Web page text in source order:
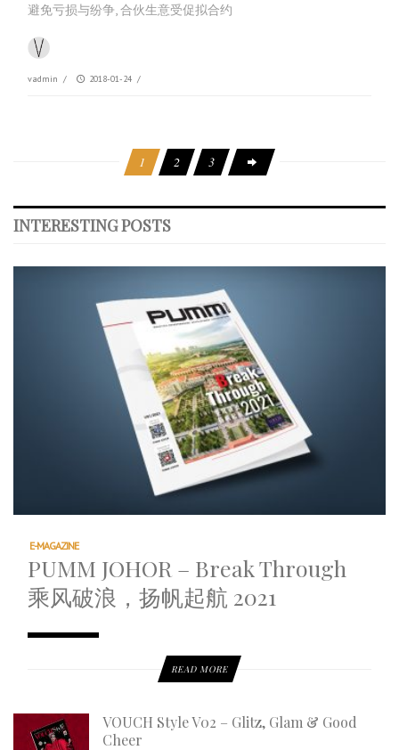
避免亏损与纷争, 合伙生意受促拟合约
vadmin / 2018-01-24 /
1 2 3
INTERESTING POSTS
E-MAGAZINE
PUMM JOHOR – Break Through
乘风破浪，扬帆起航 2021
READ MORE
VOUCH Style V02 – Glitz, Glam & Good
Cheer